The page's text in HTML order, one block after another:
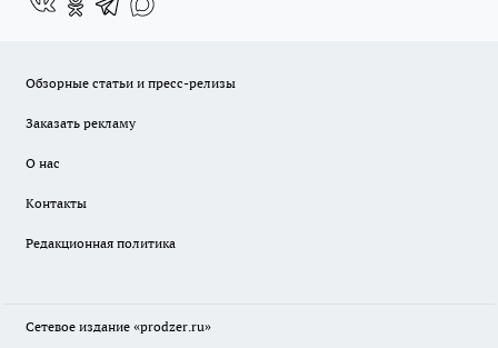
Обзорные статьи и пресс-релизы
Заказать рекламу
О нас
Контакты
Редакционная политика
Сетевое издание «prodzer.ru»